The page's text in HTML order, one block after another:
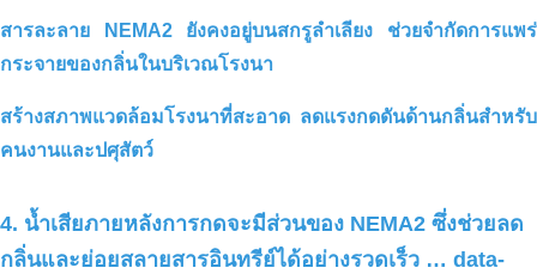
สารละลาย NEMA2 ยังคงอยู่บนสกรูลำเลียง ช่วยจำกัดการแพร่
กระจายของกลิ่นในบริเวณโรงนา
สร้างสภาพแวดล้อมโรงนาที่สะอาด ลดแรงกดดันด้านกลิ่นสำหรับ
คนงานและปศุสัตว์
4. น้ำเสียภายหลังการกดจะมีส่วนของ NEMA2 ซึ่งช่วยลด
กลิ่นและย่อยสลายสารอินทรีย์ได้อย่างรวดเร็ว … data-
ให้คงที่สำหรับดินปลูกทุเรียน